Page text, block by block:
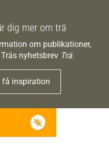
dig mer om trä
om publikationer,
nyhetsbrev Trä.
inspiration